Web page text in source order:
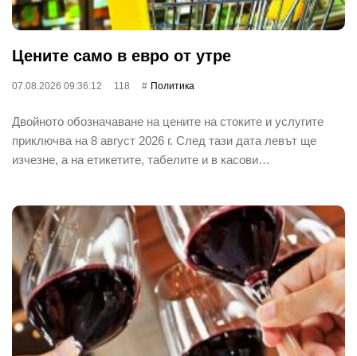
Цените само в евро от утре
07.08.2026 09:36:12 118 Политика
Двойното обозначаване на цените на стоките и услугите
приключва на 8 август 2026 г. След тази дата левът ще
изчезне, а на етикетите, табелите и в касови…